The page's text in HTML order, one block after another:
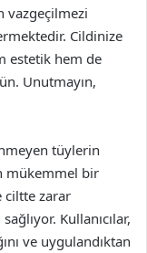
vazgeçilmezi
Cildinize
estetik hem de
Unutmayın,
tüylerin
mükemmel bir
ciltte zarar
Kullanıcılar,
ve uygulandıktan